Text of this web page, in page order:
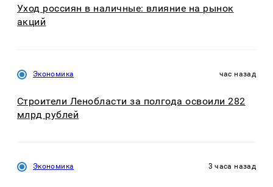
Уход россиян в наличные: влияние на рынок
акций
Экономика час назад
Строители Ленобласти за полгода освоили 282
млрд рублей
Экономика 3 часа назад